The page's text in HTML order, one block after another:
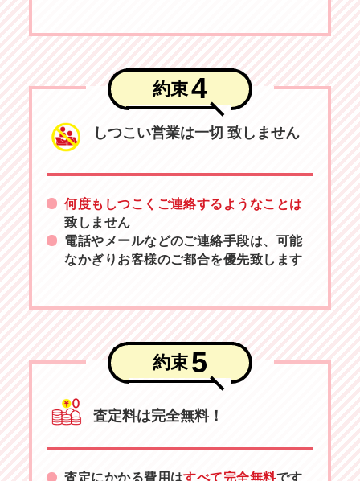
約束4
しつこい営業は一切 致しません
何度もしつこくご連絡するようなことは
致しません
電話やメールなどのご連絡手段は、可能
なかぎりお客様のご都合を優先致します
約束 5
査定料は完全無料！
査定にかかる費用はすべて完全無料です